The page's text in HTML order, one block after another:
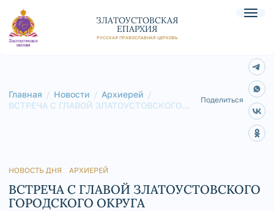
ЗЛАТОУСТОВСКАЯ
ЕПАРХИЯ
РУССКАЯ ПРАВОСЛАВНАЯ ЦЕРКОВЬ
Главная Новости
Архиерей
ВСТРЕЧА С ГЛАВОЙ ЗЛАТОУСТОВСКОГО
Поделиться
НОВОСТЬ ДНЯ АРХИЕРЕЙ
ВСТРЕЧА С ГЛАВОЙ ЗЛАТОУСТОВСКОГО
ГОРОДСКОГО ОКРУГА